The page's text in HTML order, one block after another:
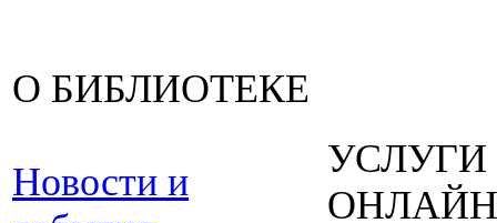
О БИБЛИОТЕКЕ
Новости и
УСЛУГИ
ОНЛАЙН